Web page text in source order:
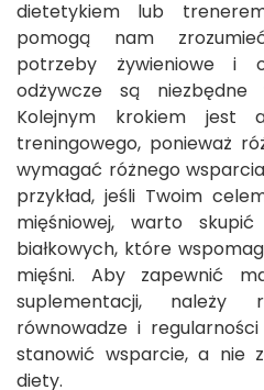
dietetykiem lub
pomogą nam
potrzeby żywieniowe i
odżywcze są niezbędne
Kolejnym krokiem jest
treningowego, ponieważ
wymagać różnego
przykład, jeśli Twoim
mięśniowej, warto
białkowych, które
mięśni. Aby zapewnić
suplementacji, należy
równowadze i
stanowić wsparcie, a nie
diety.